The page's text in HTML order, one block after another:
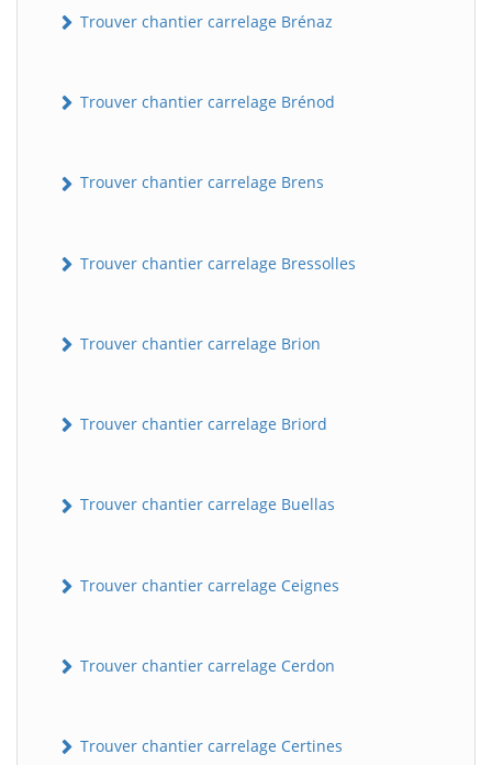
Trouver chantier carrelage Brénaz
Trouver chantier carrelage Brénod
Trouver chantier carrelage Brens
Trouver chantier carrelage Bressolles
Trouver chantier carrelage Brion
Trouver chantier carrelage Briord
Trouver chantier carrelage Buellas
Trouver chantier carrelage Ceignes
Trouver chantier carrelage Cerdon
Trouver chantier carrelage Certines